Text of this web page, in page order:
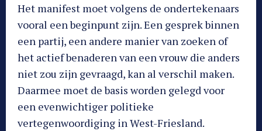
Het manifest moet volgens de ondertekenaars
vooral een beginpunt zijn. Een gesprek binnen
een partij, een andere manier van zoeken of
het actief benaderen van een vrouw die anders
niet zou zijn gevraagd, kan al verschil maken.
Daarmee moet de basis worden gelegd voor
een evenwichtiger politieke
vertegenwoordiging in West-Friesland.